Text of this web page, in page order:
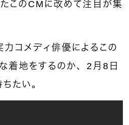
このCMに改めて注目が集
コメディ俳優によるこの
着地をするのか、2月8日
たい。